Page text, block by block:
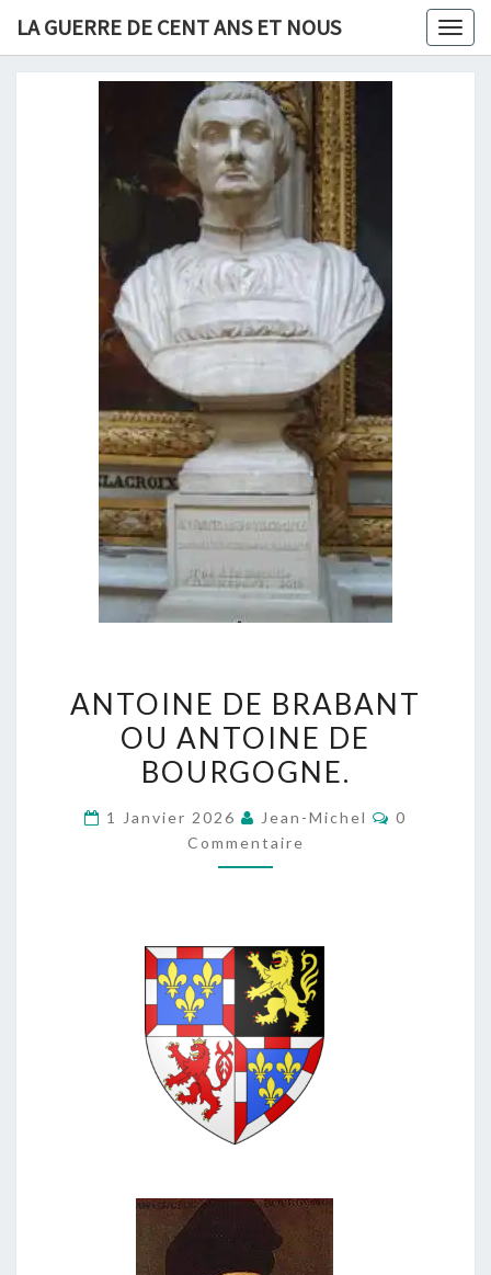
content
LA GUERRE DE CENT ANS ET NOUS
DE
BRABANT
OU
DE
ANTOINE DE BRABANT
OU ANTOINE DE
BOURGOGNE.
1 Janvier 2026 Jean-Michel
0
Commentaire